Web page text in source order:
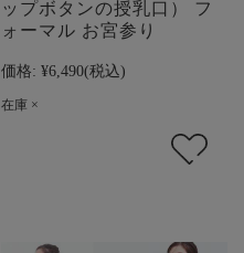
ップボタンの授乳口） フ
ォーマル お宮参り
価格: ¥6,490(税込)
在庫 ×